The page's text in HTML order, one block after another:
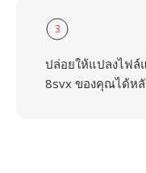
3
ปล่อยให้แปลงไฟ
8svx ของคุณได้ห